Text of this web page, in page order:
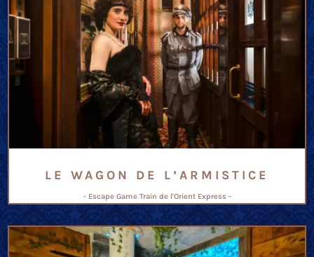
LE WAGON DE L’ARMISTICE
- Escape Game Train de l'Orient Express -